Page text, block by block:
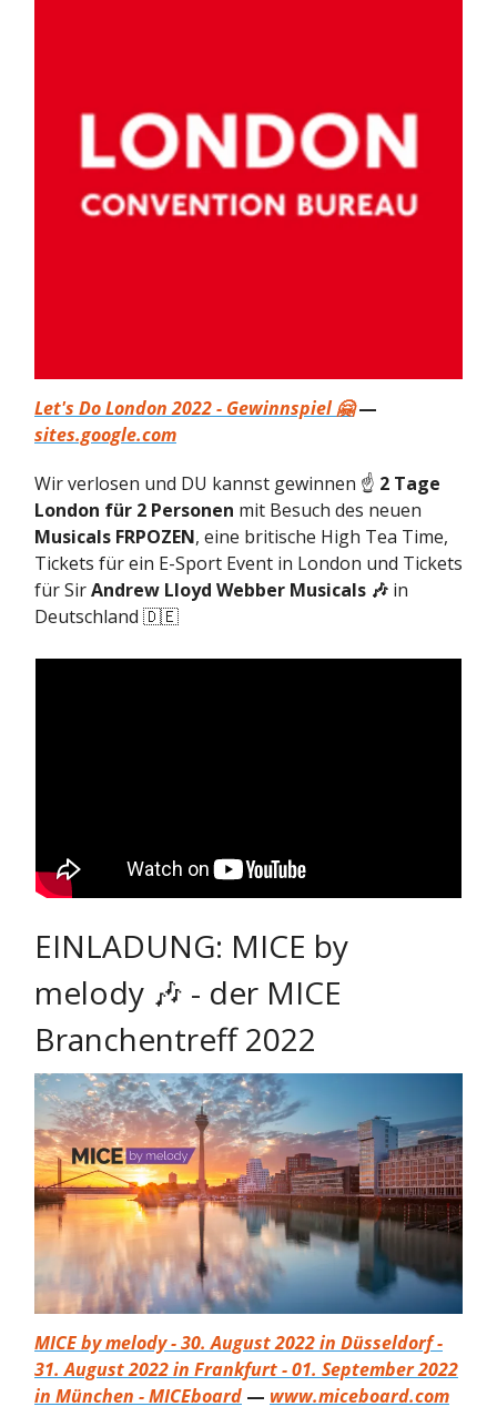
Let's Do London 2022 - Gewinnspiel 🤗—
sites.google.com
Wir verlosen und DU kannst gewinnen ☝️ 2 Tage
London für 2 Personen mit Besuch des neuen
Musicals FRPOZEN, eine britische High Tea Time,
Tickets für ein E-Sport Event in London und Tickets
für SirAndrew Lloyd Webber Musicals 🎶 in
Deutschland 🇩🇪
EINLADUNG: MICE by
melody 🎶 - der MICE
Branchentreff 2022
MICE by melody - 30. August 2022 in Düsseldorf -
31. August 2022 in Frankfurt - 01. September 2022
in München - MICEboard — www.miceboard.com